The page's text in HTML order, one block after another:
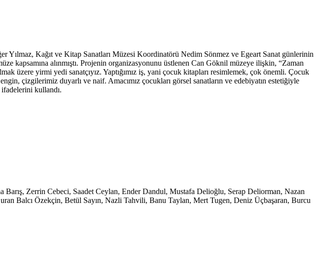
Kağıt ve Kitap Sanatları Müzesi Koordinatörü Nedim Sönmez ve Egeart Sanat günlerinin
kapsamına alınmıştı. Projenin organizasyonunu üstlenen Can Göknil müzeye ilişkin, “Zaman
üzere yirmi yedi sanatçıyız. Yaptığımız iş, yani çocuk kitapları resimlemek, çok önemli. Çocuk
çizgilerimiz duyarlı ve naif. Amacımız çocukları görsel sanatların ve edebiyatın estetiğiyle
kullandı.
Zerrin Cebeci, Saadet Ceylan, Ender Dandul, Mustafa Delioğlu, Serap Deliorman, Nazan
Balcı Özekçin, Betül Sayın, Nazli Tahvili, Banu Taylan, Mert Tugen, Deniz Üçbaşaran, Burcu